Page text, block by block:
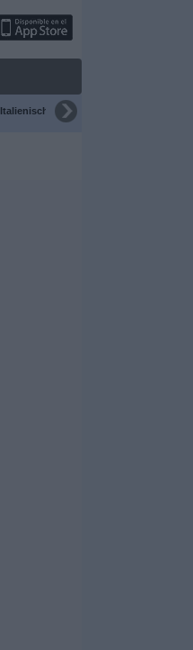
Italienische Serie A